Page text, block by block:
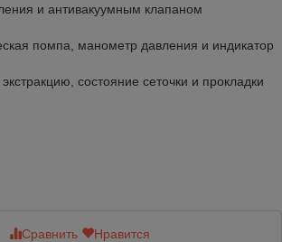
и антивакуумным клапаном
помпа, манометр давления и индикатор
состояние сеточки и прокладки
Сравнить Нравится